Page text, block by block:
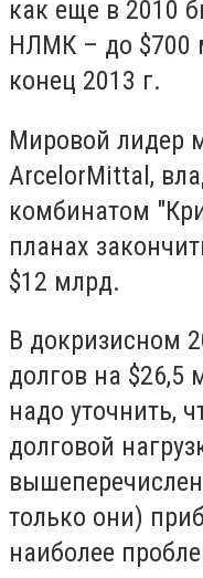
как еще в 2010
НЛМК – до $700
конец 2013 г.
Мировой лидер
ArcelorMittal,
комбинатом
планах
$12 млрд.
В докризисном
долгов на $26,5
надо уточнить,
долговой
только они)
наиболее